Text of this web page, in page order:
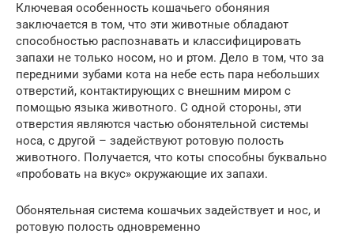
Ключевая особенность кошачьего обоняния
заключается в том, что эти животные обладают
способностью распознавать и классифицировать
запахи не только носом, но и ртом. Дело в том, что за
передними зубами кота на небе есть пара небольших
отверстий, контактирующих с внешним миром с
помощью языка животного. С одной стороны, эти
отверстия являются частью обонятельной системы
носа, с другой – задействуют ротовую полость
животного. Получается, что коты способны буквально
«пробовать на вкус» окружающие их запахи.
Обонятельная система кошачьих задействует и нос, и
ротовую полость одновременно